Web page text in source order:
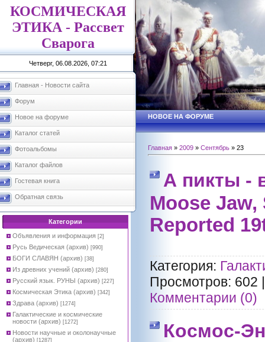
КОСМИЧЕСКАЯ
ЭТИКА - Рассвет
Сварога
Четверг, 06.08.2026, 07:21
Главная - Новости сайта
Форум
Новое на форуме
Каталог статей
Фотоальбомы
Каталог файлов
Гостевая книга
Обратная связь
Категории
Объявления и информация [2]
Русь Ведическая (архив) [990]
БОГИ СЛАВЯН (архив) [38]
Из древних учений (архив) [280]
Русский язык. РУНЫ (архив) [227]
Космическая Этика (архив) [342]
Здрава (архив) [1274]
Галактические и космические
новости (архив) [1272]
Новости научные и околонаучные
(архив) [1287]
НОВОЕ НА ФОРУМЕ
Главная » 2009 » Сентябрь » 23
А пикты -
Moose
Reported
Категория:
Просмотров: 602
Комментарии (0)
Космос-